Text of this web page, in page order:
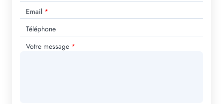
Email
Téléphone
Votre message